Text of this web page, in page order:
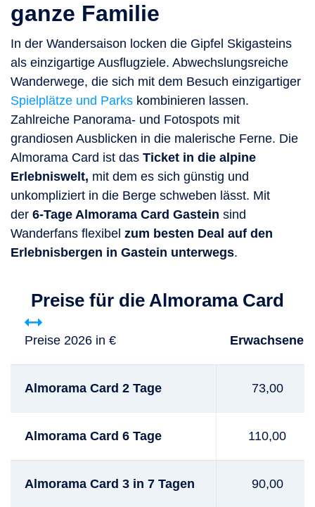
ganze Familie
In der Wandersaison locken die Gipfel Skigasteins
als einzigartige Ausflugziele. Abwechslungsreiche
Wanderwege, die sich mit dem Besuch einzigartiger
Spielplätze und Parks kombinieren lassen.
Zahlreiche Panorama- und Fotospots mit
grandiosen Ausblicken in die malerische Ferne. Die
Almorama Card ist das Ticket in die alpine
Erlebniswelt, mit dem es sich günstig und
unkompliziert in die Berge schweben lässt. Mit
der 6-Tage Almorama Card Gastein sind
Wanderfans flexibel zum besten Deal auf den
Erlebnisbergen in Gastein unterwegs.
Preise für die Almorama Card
Preise 2026 in € Erwachsene
Almorama Card 2 Tage 73,00
Almorama Card 6 Tage 110,00
Almorama Card 3 in 7 Tagen 90,00